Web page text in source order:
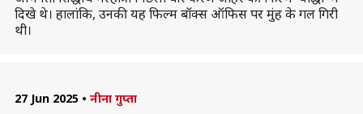
दिखे थे। हालांकि, उनकी यह फिल्म बॉक्स ऑफिस पर मुंह के गल गिरी
थी।
27 Jun 2025 • नीना गुप्ता